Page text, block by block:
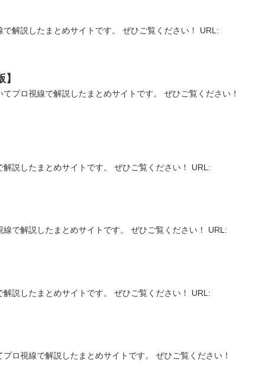
解説したまとめサイトです。 ぜひご覧ください！ URL:
プロ視線で解説したまとめサイトです。 ぜひご覧ください！
説したまとめサイトです。 ぜひご覧ください！ URL:
で解説したまとめサイトです。 ぜひご覧ください！ URL:
説したまとめサイトです。 ぜひご覧ください！ URL:
ロ視線で解説したまとめサイトです。 ぜひご覧ください！